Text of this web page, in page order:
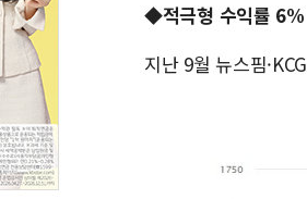
◆적극형 수익률 6%
지난 9월 뉴스핌